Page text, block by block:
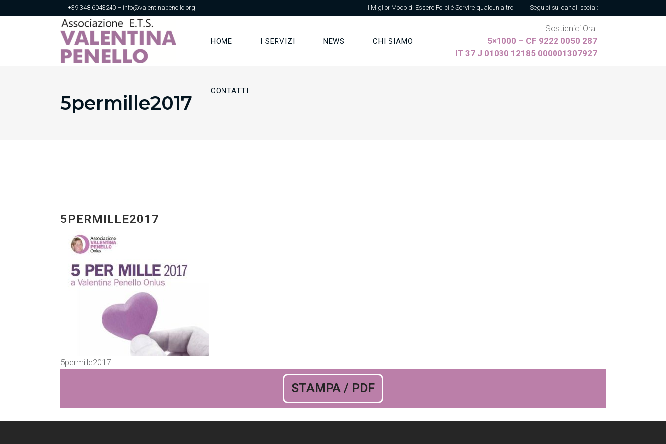
+39 348 6043240 – info@valentinapenello.org Il Miglior Modo di Essere Felici è Servire qualcun altro. Seguici sui canali social:
Sostienici Ora:
5×1000 – CF 9222 0050 287
IT 37 J 01030 12185 000001307927
HOME I SERVIZI NEWS CHI SIAMO
CONTATTI
5permille2017
5PERMILLE2017
5permille2017
STAMPA / PDF